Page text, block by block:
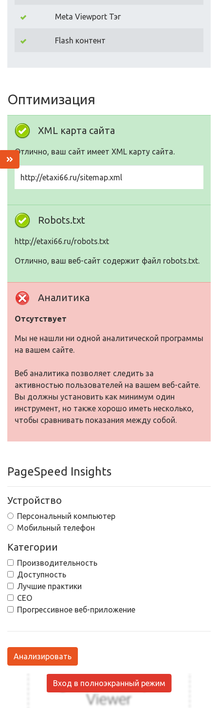
Meta Viewport Тэг
Flash контент
Оптимизация
XML карта сайта
Отлично, ваш сайт имеет XML карту сайта.
http://etaxi66.ru/sitemap.xml
Robots.txt
http://etaxi66.ru/robots.txt
Отлично, ваш веб-сайт содержит файл robots.txt.
Аналитика
Отсутствует
Мы не нашли ни одной аналитической программы
на вашем сайте.
Веб аналитика позволяет следить за
активностью пользователей на вашем веб-сайте.
Вы должны установить как минимум один
инструмент, но также хорошо иметь несколько,
чтобы сравнивать показания между собой.
PageSpeed Insights
Устройство
Персональный компьютер
Мобильный телефон
Категории
Производительность
Доступность
Лучшие практики
СЕО
Прогрессивное веб-приложение
Анализировать
Вход в полноэкранный режим